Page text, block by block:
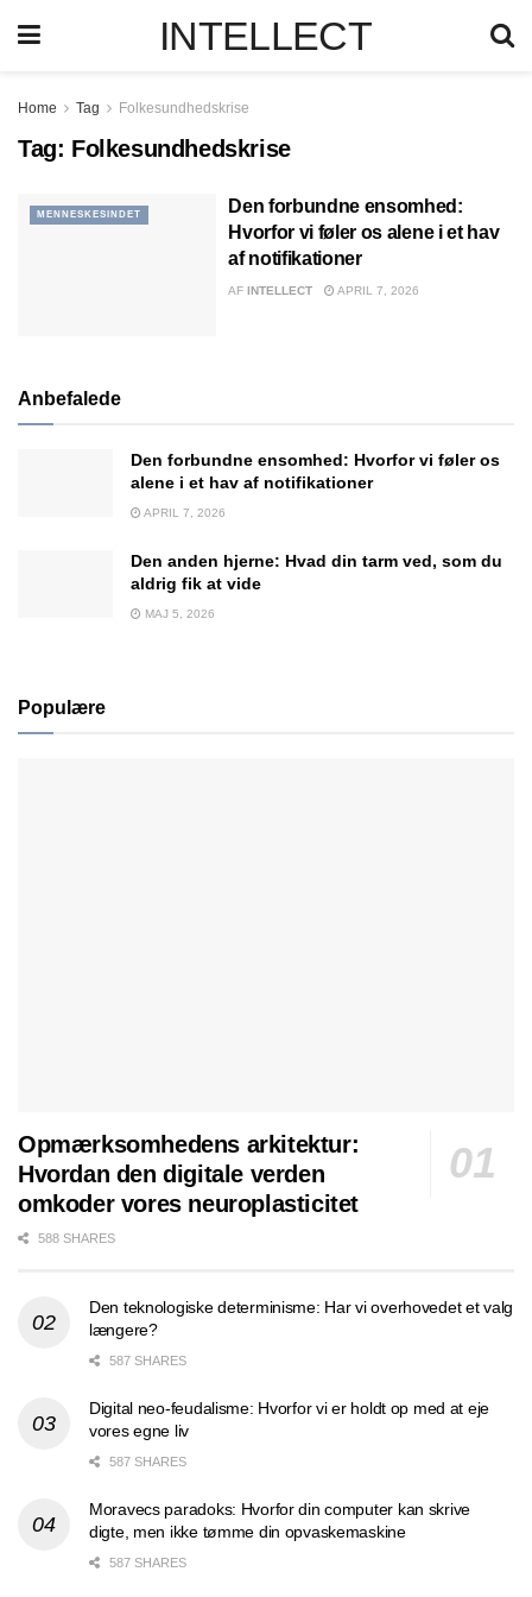
INTELLECT
Home Tag Folkesundhedskrise
Tag: Folkesundhedskrise
MENNESKESINDET
Den forbundne ensomhed:
Hvorfor vi føler os alene i et hav
af notifikationer
AF INTELLECT APRIL 7, 2026
Anbefalede
Den forbundne ensomhed: Hvorfor vi føler os
alene i et hav af notifikationer
APRIL 7, 2026
Den anden hjerne: Hvad din tarm ved, som du
aldrig fik at vide
MAJ 5, 2026
Populære
Opmærksomhedens arkitektur:
Hvordan den digitale verden
omkoder vores neuroplasticitet
588 SHARES
Den teknologiske determinisme: Har vi overhovedet et valg
længere?
587 SHARES
Digital neo-feudalisme: Hvorfor vi er holdt op med at eje
vores egne liv
587 SHARES
Moravecs paradoks: Hvorfor din computer kan skrive
digte, men ikke tømme din opvaskemaskine
587 SHARES